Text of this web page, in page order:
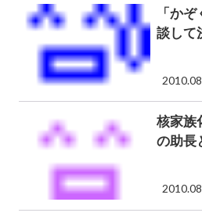
「か
談して
核家族
の助長